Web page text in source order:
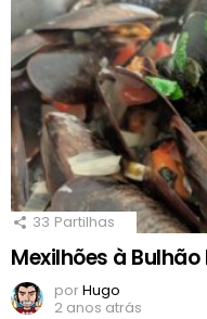
33 Partilhas
Mexilhões à Bulhão
porHugo
2 anos atrás